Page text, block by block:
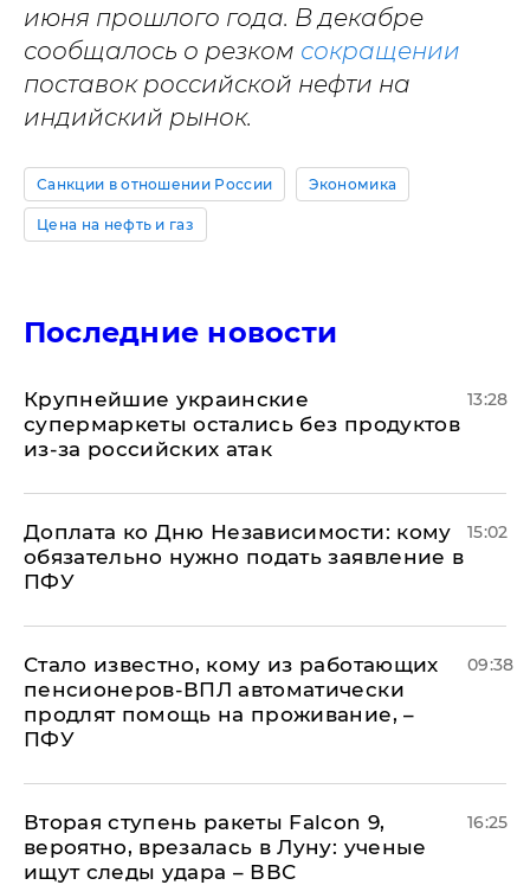
июня прошлого года. В декабре
сообщалось о резком сокращении
поставок российской нефти на
индийский рынок.
Санкции в отношении России Экономика
Цена на нефть и газ
Последние новости
Крупнейшие украинские
супермаркеты остались без продуктов
из-за российских атак
13:28
Доплата ко Дню Независимости: кому
обязательно нужно подать заявление в
ПФУ
15:02
Стало известно, кому из работающих
пенсионеров-ВПЛ автоматически
продлят помощь на проживание, –
ПФУ
09:38
Вторая ступень ракеты Falcon 9,
вероятно, врезалась в Луну: ученые
ищут следы удара – ВВС
16:25